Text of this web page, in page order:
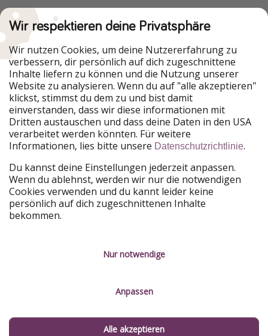
Dann lade unsere App herunter.
Urlaubspiraten ist Teil der HolidayPirates Group
Unsere Märkte
PiratinViaggio
HolidayPirates
VakantiePiraten
WakacyjniPiraci
VoyagesPirates
Ferienpiraten
Urlaubspiraten
ViajerosPiratas
Unsere Gruppe
HolidayPirates Group
Lerne uns kennen
Nachhaltigkeit
Service-Kontrolle
Wir respektieren deine Privatsphäre
Wir nutzen Cookies, um deine Nutzererfahrung zu
verbessern, dir persönlich auf dich zugeschnittene
Inhalte liefern zu können und die Nutzung unserer
Website zu analysieren. Wenn du auf "alle akzeptieren"
klickst, stimmst du dem zu und bist damit
einverstanden, dass wir diese informationen mit
Dritten austauschen und dass deine Daten in den USA
verarbeitet werden könnten. Für weitere
Informationen, lies bitte unsere Datenschutzrichtlinie.
Du kannst deine Einstellungen jederzeit anpassen.
Wenn du ablehnst, werden wir nur die notwendigen
Cookies verwenden und du kannt leider keine
persönlich auf dich zugeschnittenen Inhalte
bekommen.
Nur notwendige
Anpassen
Alle akzeptieren